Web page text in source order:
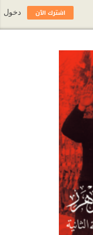
اشترك الآن دخول